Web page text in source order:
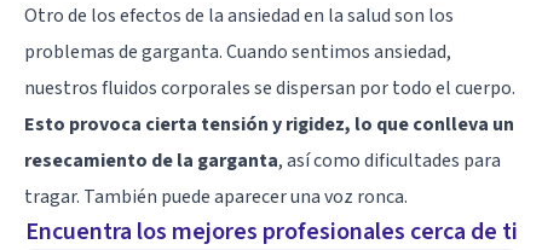
Otro de los efectos de la ansiedad en la salud son los
problemas de garganta. Cuando sentimos ansiedad,
nuestros fluidos corporales se dispersan por todo el cuerpo.
Esto provoca cierta tensión y rigidez, lo que conlleva un
resecamiento de la garganta, así como dificultades para
tragar. También puede aparecer una voz ronca.
Encuentra los mejores profesionales cerca de ti